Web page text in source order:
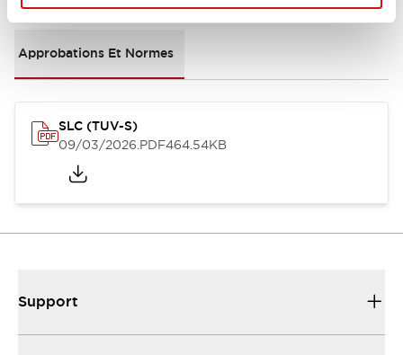
Approbations Et Normes
SLC (TUV-S)
09/03/2026.PDF464.54KB
Support